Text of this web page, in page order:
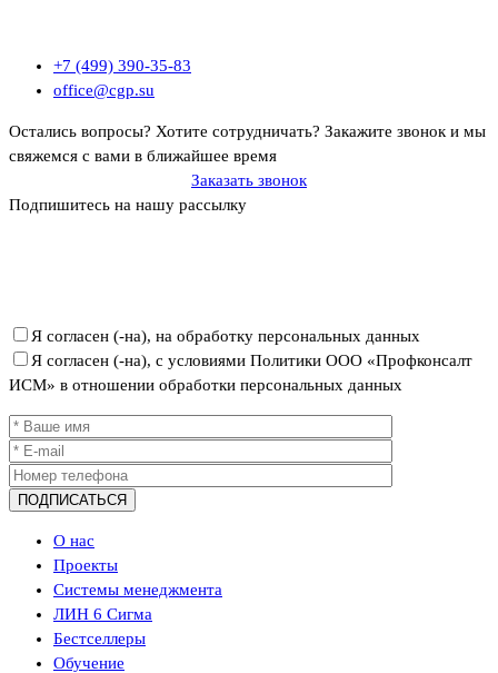
+7 (499) 390-35-83
office@cgp.su
Остались вопросы? Хотите сотрудничать? Закажите звонок и мы
свяжемся с вами в ближайшее время
Заказать звонок
Подпишитесь на нашу рассылку
Я согласен (-на), на обработку персональных данных
Я согласен (-на), с условиями Политики ООО «Профконсалт
ИСМ» в отношении обработки персональных данных
О нас
Проекты
Системы менеджмента
ЛИН 6 Сигма
Бестселлеры
Обучение